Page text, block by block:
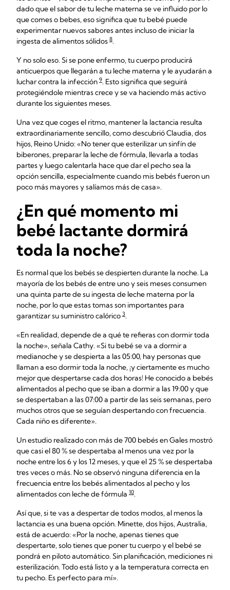
dado que el sabor de tu leche materna se ve influido por lo
que comes o bebes, eso significa que tu bebé puede
experimentar nuevos sabores antes incluso de iniciar la
ingesta de alimentos sólidos 8.
Y no solo eso. Si se pone enfermo, tu cuerpo producirá
anticuerpos que llegarán a tu leche materna y le ayudarán a
luchar contra la infección 9. Esto significa que seguirá
protegiéndole mientras crece y se va haciendo más activo
durante los siguientes meses.
Una vez que coges el ritmo, mantener la lactancia resulta
extraordinariamente sencillo, como descubrió Claudia, dos
hijos, Reino Unido: «No tener que esterilizar un sinfín de
biberones, preparar la leche de fórmula, llevarla a todas
partes y luego calentarla hace que dar el pecho sea la
opción sencilla, especialmente cuando mis bebés fueron un
poco más mayores y salíamos más de casa».
¿En qué momento mi
bebé lactante dormirá
toda la noche?
Es normal que los bebés se despierten durante la noche. La
mayoría de los bebés de entre uno y seis meses consumen
una quinta parte de su ingesta de leche materna por la
noche, por lo que estas tomas son importantes para
garantizar su suministro calórico 3.
«En realidad, depende de a qué te refieras con dormir toda
la noche», señala Cathy. «Si tu bebé se va a dormir a
medianoche y se despierta a las 05:00, hay personas que
llaman a eso dormir toda la noche, ¡y ciertamente es mucho
mejor que despertarse cada dos horas! He conocido a bebés
alimentados al pecho que se iban a dormir a las 19:00 y que
se despertaban a las 07:00 a partir de las seis semanas, pero
muchos otros que se seguían despertando con frecuencia.
Cada niño es diferente».
Un estudio realizado con más de 700 bebés en Gales mostró
que casi el 80 % se despertaba al menos una vez por la
noche entre los 6 y los 12 meses, y que el 25 % se despertaba
tres veces o más. No se observó ninguna diferencia en la
frecuencia entre los bebés alimentados al pecho y los
alimentados con leche de fórmula 10.
Así que, si te vas a despertar de todos modos, al menos la
lactancia es una buena opción. Minette, dos hijos, Australia,
está de acuerdo: «Por la noche, apenas tienes que
despertarte, solo tienes que poner tu cuerpo y el bebé se
pondrá en piloto automático. Sin planificación, mediciones ni
esterilización. Todo está listo y a la temperatura correcta en
tu pecho. Es perfecto para mí».